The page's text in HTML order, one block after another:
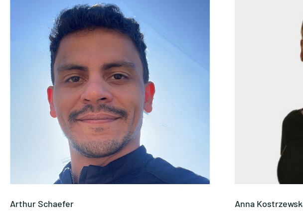
Arthur Schaefer Anna